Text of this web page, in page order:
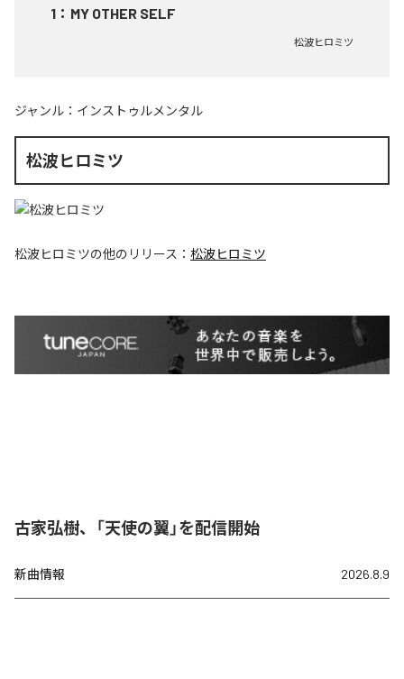
1 ： MY OTHER SELF
松波ヒロミツ
ジャンル： インストゥルメンタル
松波ヒロミツ
松波ヒロミツの他のリリース： 松波ヒロミツ
古家弘樹、「天使の翼」を配信開始
新曲情報 2026.8.9